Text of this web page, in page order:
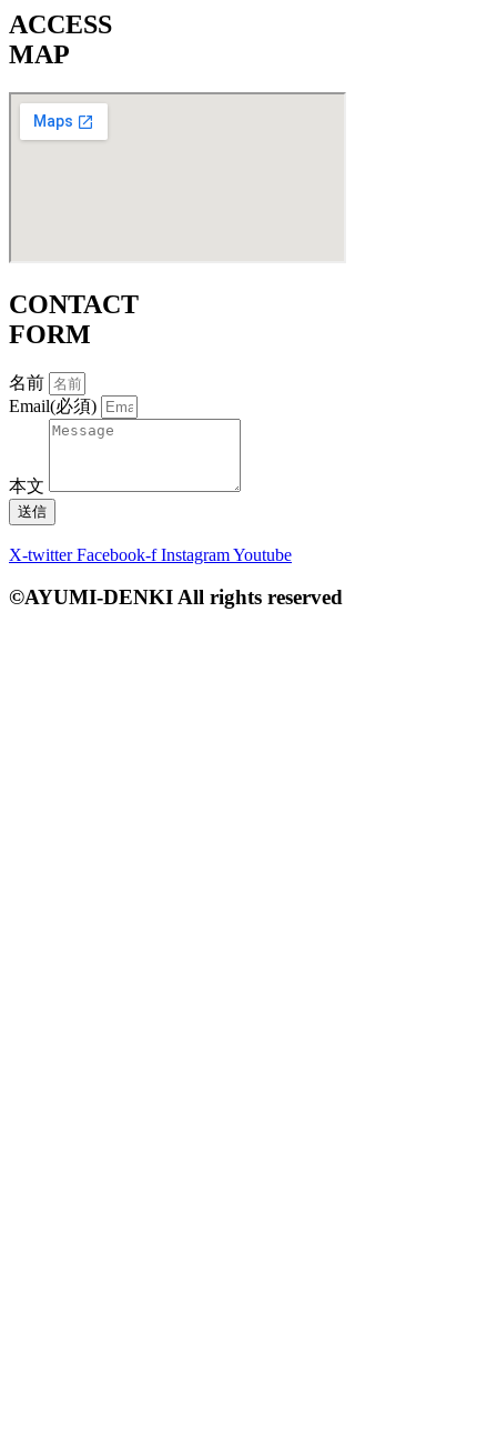
ACCESS
MAP
CONTACT
FORM
名前
Email(必須)
本文
送信
X-twitter Facebook-f InstagramYoutube
©AYUMI-DENKI All rights reserved